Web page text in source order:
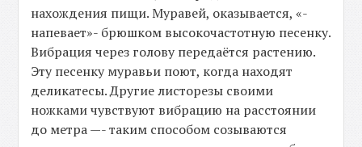
нахождения пищи. Муравей, оказывается, «-
напевает»- брюшком высокочастотную песенку.
Вибрация через голову передаётся растению.
Эту песенку муравьи поют, когда находят
деликатесы. Другие листорезы своими
ножками чувствуют вибрацию на расстоянии
до метра —- таким способом созываются